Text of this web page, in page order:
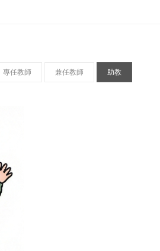
專任教師 兼任教師 助教